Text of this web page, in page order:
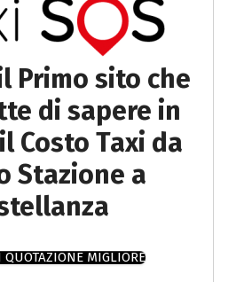
Primo sito che
di sapere in
Costo Taxi da
Stazione a
MIGLIORE